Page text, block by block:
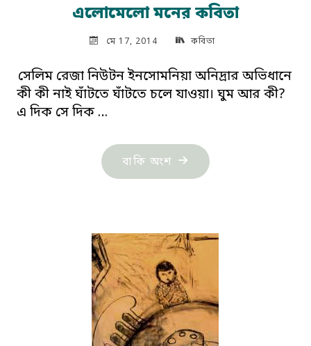
এলোমেলো মনের কবিতা
মে 17, 2014 কবিতা
সেলিম রেজা নিউটন ইনসোমনিয়া অনিদ্রার অভিধানে
কী কী নাই ঘাঁটতে ঘাঁটতে চলে যাওয়া। ঘুম আর কী?
এ দিক সে দিক …
বাকি অংশ "এলোমেলো
মনের